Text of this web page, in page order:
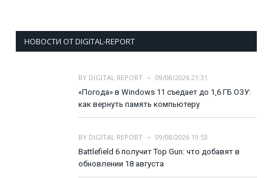
НОВОСТИ ОТ DIGITAL-REPORT
BY DIGITAL REPORT
09/08/2026 21:31
«Погода» в Windows 11 съедает до 1,6 ГБ ОЗУ:
как вернуть память компьютеру
BY DIGITAL REPORT
09/08/2026 19:53
Battlefield 6 получит Top Gun: что добавят в
обновлении 18 августа